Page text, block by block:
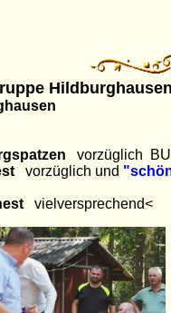
vorzüglich
vorzüglich und
vielversprechend<